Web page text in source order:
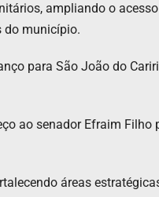
ampliando o
do município.
para São João do
ao senador Efraim
áreas